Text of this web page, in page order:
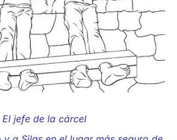
El jefe de la cárcel